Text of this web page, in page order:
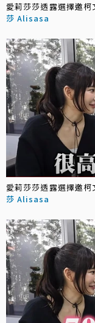
愛莉莎莎透露選擇邀
莎 Alisasa
愛莉莎莎透露選擇邀
莎 Alisasa